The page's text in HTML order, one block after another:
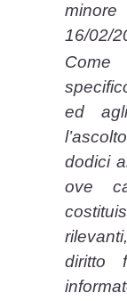
16/02/
ed
dodici
ove
diritto